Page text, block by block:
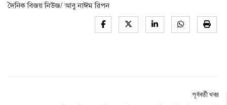
দৈনিক বিজয় নিউজ/ আবু নাঈম রিপন
পূর্ববর্তী খবর